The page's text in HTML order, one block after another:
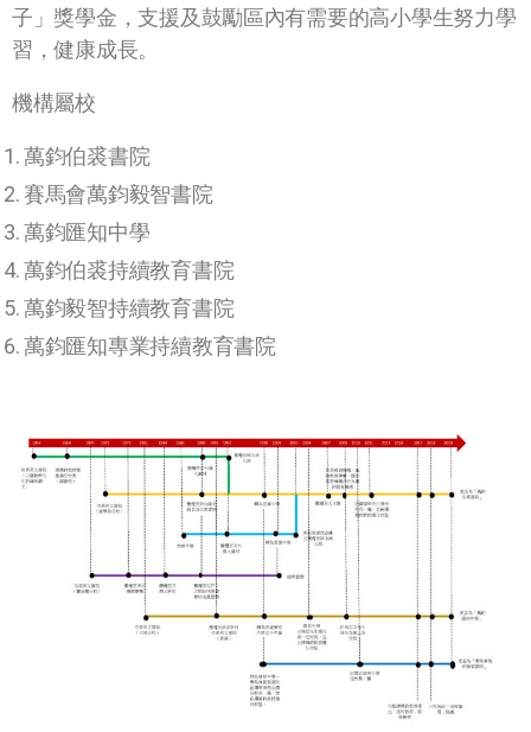
子」獎學金，支援及鼓勵區內有需要的高小學生努力學
習，健康成長。
機構屬校
萬鈞伯裘書院
賽馬會萬鈞毅智書院
萬鈞匯知中學
萬鈞伯裘持續教育書院
萬鈞毅智持續教育書院
萬鈞匯知專業持續教育書院